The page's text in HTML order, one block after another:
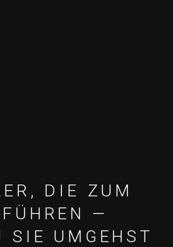
DIE ZUM
—
SIE UMGEHST